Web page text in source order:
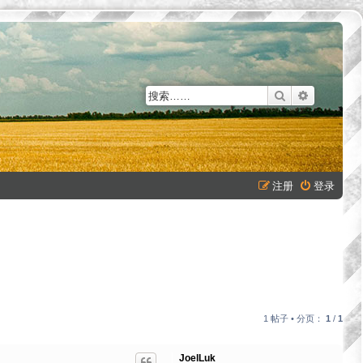
搜索
登录
注册
1 帖子 • 分页： 1 / 1
JoelLuk